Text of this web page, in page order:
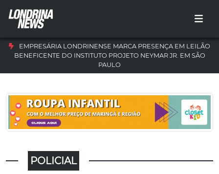
EMPRESÁRIA LONDRINENSE MARCA PRESENÇA EM LEILÃO
BENEFICENTE DO INSTITUTO PROJETO NEYMAR JR. EM SÃO
PAULO
POLICIAL